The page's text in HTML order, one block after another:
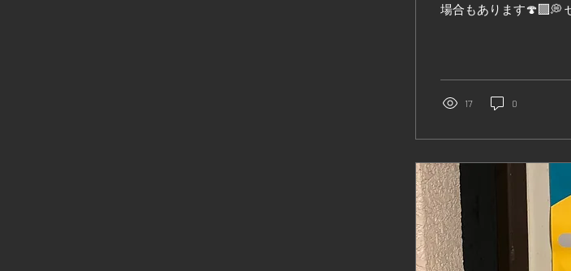
場合もあります🍄‍🟫💭
17 0